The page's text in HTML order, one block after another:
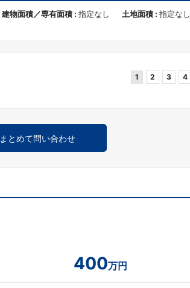
建物面積／専有面積 : 指定なし 土地面積 : 指定なし
1 2 3 4
まとめて問い合わせ
400万円